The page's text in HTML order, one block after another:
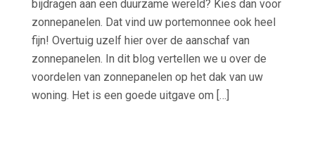
bijdragen aan een duurzame wereld? Kies dan voor
zonnepanelen. Dat vind uw portemonnee ook heel
fijn! Overtuig uzelf hier over de aanschaf van
zonnepanelen. In dit blog vertellen we u over de
voordelen van zonnepanelen op het dak van uw
woning. Het is een goede uitgave om […]